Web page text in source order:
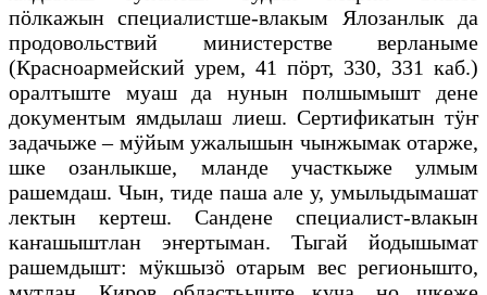
пӧлкажын специалистше-влакым Ялозанлык да
продовольствий министерстве верланыме
(Красноармейский урем, 41 пӧрт, 330, 331 каб.)
оралтыште муаш да нунын полшымышт дене
документым ямдылаш лиеш. Сертификатын тӱҥ
задачыже – мӱйым ужалышын чынжымак отарже,
шке озанлыкше, мланде участкыже улмым
рашемдаш. Чын, тиде паша але у, умылыдымашат
лектын кертеш. Сандене специалист-влакын
каҥашыштлан эҥертыман. Тыгай йодышымат
рашемдышт: мӱкшызӧ отарым вес регионышто,